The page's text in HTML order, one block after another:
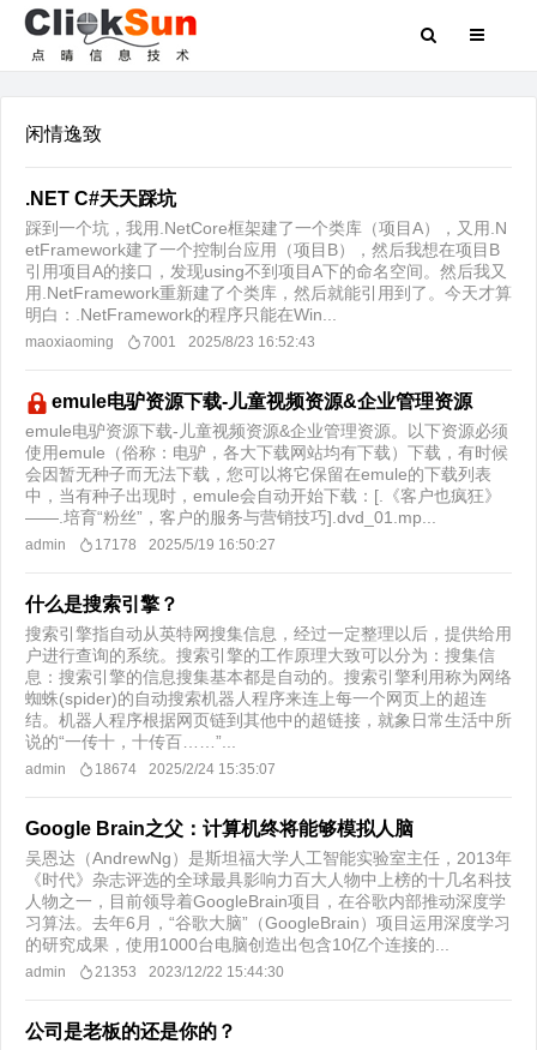
闲情逸致
.NET C#天天踩坑
踩到一个坑，我用.NetCore框架建了一个类库（项目A），又用.N
etFramework建了一个控制台应用（项目B），然后我想在项目B
引用项目A的接口，发现using不到项目A下的命名空间。然后我又
用.NetFramework重新建了个类库，然后就能引用到了。今天才算
明白：.NetFramework的程序只能在Win...
maoxiaoming 7001 2025/8/23 16:52:43
emule电驴资源下载-儿童视频资源&企业管理资源
emule电驴资源下载-儿童视频资源&企业管理资源。以下资源必须
使用emule（俗称：电驴，各大下载网站均有下载）下载，有时候
会因暂无种子而无法下载，您可以将它保留在emule的下载列表
中，当有种子出现时，emule会自动开始下载：[.《客户也疯狂》
——.培育“粉丝”，客户的服务与营销技巧].dvd_01.mp...
admin 17178 2025/5/19 16:50:27
什么是搜索引擎？
搜索引擎指自动从英特网搜集信息，经过一定整理以后，提供给用
户进行查询的系统。搜索引擎的工作原理大致可以分为：搜集信
息：搜索引擎的信息搜集基本都是自动的。搜索引擎利用称为网络
蜘蛛(spider)的自动搜索机器人程序来连上每一个网页上的超连
结。机器人程序根据网页链到其他中的超链接，就象日常生活中所
说的“一传十，十传百……”...
admin 18674 2025/2/24 15:35:07
Google Brain之父：计算机终将能够模拟人脑
吴恩达（AndrewNg）是斯坦福大学人工智能实验室主任，2013年
《时代》杂志评选的全球最具影响力百大人物中上榜的十几名科技
人物之一，目前领导着GoogleBrain项目，在谷歌内部推动深度学
习算法。去年6月，“谷歌大脑”（GoogleBrain）项目运用深度学习
的研究成果，使用1000台电脑创造出包含10亿个连接的...
admin 21353 2023/12/22 15:44:30
公司是老板的还是你的？